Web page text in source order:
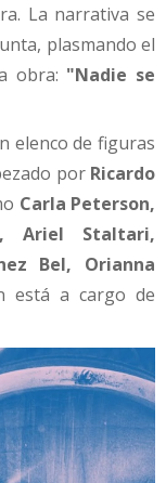
La narrativa se
plasmando el
obra: "Nadie se
elenco de figuras
por Ricardo
Carla Peterson,
Ariel Staltari,
Bel, Orianna
está a cargo de